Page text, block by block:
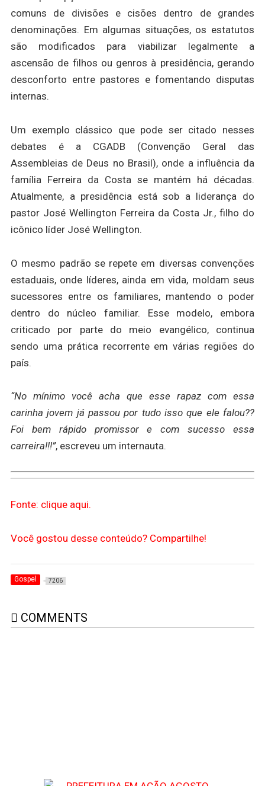
comuns de divisões e cisões dentro de grandes
denominações. Em algumas situações, os estatutos
são modificados para viabilizar legalmente a
ascensão de filhos ou genros à presidência, gerando
desconforto entre pastores e fomentando disputas
internas.
Um exemplo clássico que pode ser citado nesses
debates é a CGADB (Convenção Geral das
Assembleias de Deus no Brasil), onde a influência da
família Ferreira da Costa se mantém há décadas.
Atualmente, a presidência está sob a liderança do
pastor José Wellington Ferreira da Costa Jr., filho do
icônico líder José Wellington.
O mesmo padrão se repete em diversas convenções
estaduais, onde líderes, ainda em vida, moldam seus
sucessores entre os familiares, mantendo o poder
dentro do núcleo familiar. Esse modelo, embora
criticado por parte do meio evangélico, continua
sendo uma prática recorrente em várias regiões do
país.
“No mínimo você acha que esse rapaz com essa
carinha jovem já passou por tudo isso que ele falou??
Foi bem rápido promissor e com sucesso essa
carreira!!!”, escreveu um internauta.
Fonte: clique aqui.
Você gostou desse conteúdo? Compartilhe!
Gospel 7206
COMMENTS